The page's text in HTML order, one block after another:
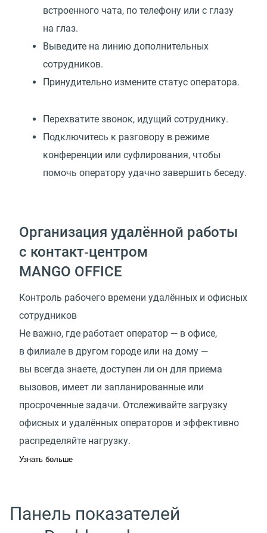
встроенного чата, по телефону или с глазу
на глаз.
Выведите на линию дополнительных
сотрудников.
Принудительно измените статус оператора.
Перехватите звонок, идущий сотруднику.
Подключитесь к разговору в режиме
конференции или суфлирования, чтобы
помочь оператору удачно завершить беседу.
Организация удалённой работы
с контакт‑центром
MANGO OFFICE
Контроль рабочего времени удалённых и офисных
сотрудников
Не важно, где работает оператор — в офисе,
в филиале в другом городе или на дому —
вы всегда знаете, доступен ли он для приема
вызовов, имеет ли запланированные или
просроченные задачи. Отслеживайте загрузку
офисных и удалённых операторов и эффективно
распределяйте нагрузку.
Узнать больше
Панель показателей